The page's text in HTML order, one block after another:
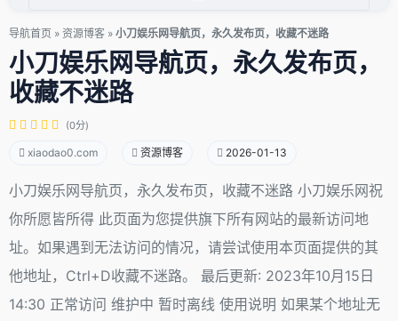
导航首页 » 资源博客 » 小刀娱乐网导航页，永久发布页，收藏不迷路
小刀娱乐网导航页，永久发布页，
收藏不迷路
(0分)
xiaodao0.com 资源博客 2026-01-13
小刀娱乐网导航页，永久发布页，收藏不迷路 小刀娱乐网祝
你所愿皆所得 此页面为您提供旗下所有网站的最新访问地
址。如果遇到无法访问的情况，请尝试使用本页面提供的其
他地址，Ctrl+D收藏不迷路。 最后更新: 2023年10月15日
14:30 正常访问 维护中 暂时离线 使用说明 如果某个地址无